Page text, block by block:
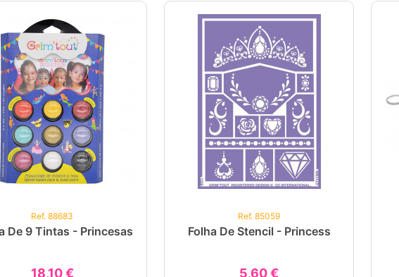
Ref. 88683
De 9 Tintas - Princesas
18,10 €
Ref. 85059
Folha De Stencil - Princess
5,60 €